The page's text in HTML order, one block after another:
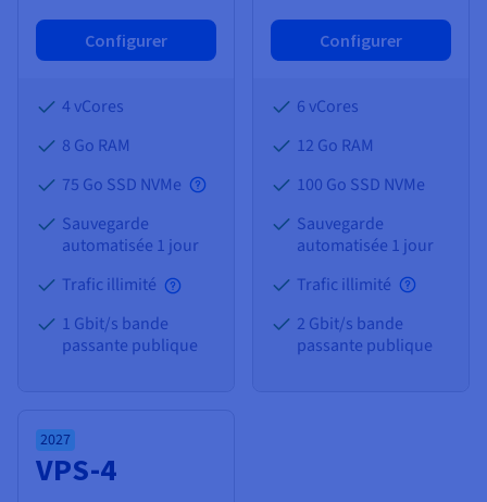
Configurer
4 vCores
8 Go RAM
75 Go SSD NVMe
Sauvegarde
automatisée 1 jour
Trafic illimité
1 Gbit/s bande
passante publique
Configurer
6 vCores
12 Go RAM
100 Go SSD NVMe
Sauvegarde
automatisée 1 jour
Trafic illimité
2 Gbit/s bande
passante publique
2027
VPS-4